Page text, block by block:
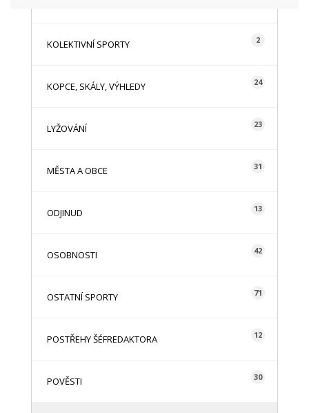
KOLEKTIVNÍ SPORTY 2
KOPCE, SKÁLY, VÝHLEDY 24
LYŽOVÁNÍ 23
MĚSTA A OBCE 31
ODJINUD 13
OSOBNOSTI 42
OSTATNÍ SPORTY 71
POSTŘEHY ŠÉFREDAKTORA 12
POVĚSTI 30